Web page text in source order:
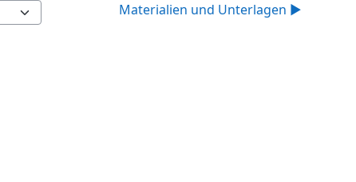
Materialien und Unterlagen ▶︎